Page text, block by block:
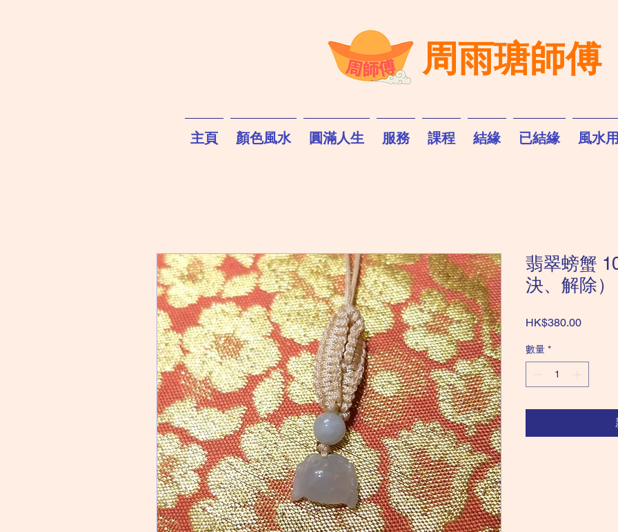
周雨瑭師傅
主頁 顏色風水 圓滿人生 服務 課程 結緣 已結緣 風水
翡翠螃蟹
決、解除）
HK$380.00價
數量 *